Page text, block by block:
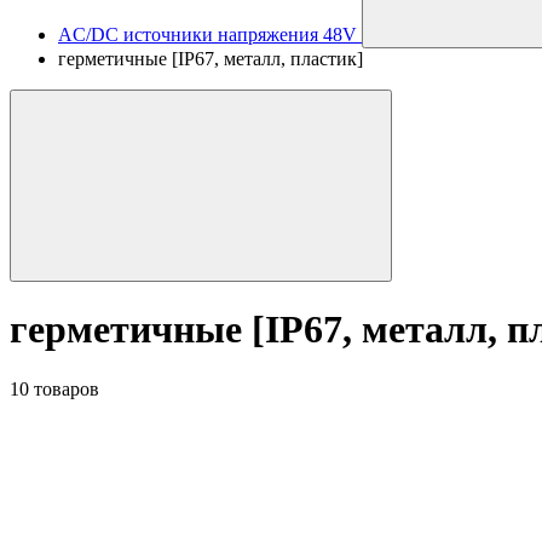
AC/DC источники напряжения 48V
герметичные [IP67, металл, пластик]
герметичные [IP67, металл,
10 товаров